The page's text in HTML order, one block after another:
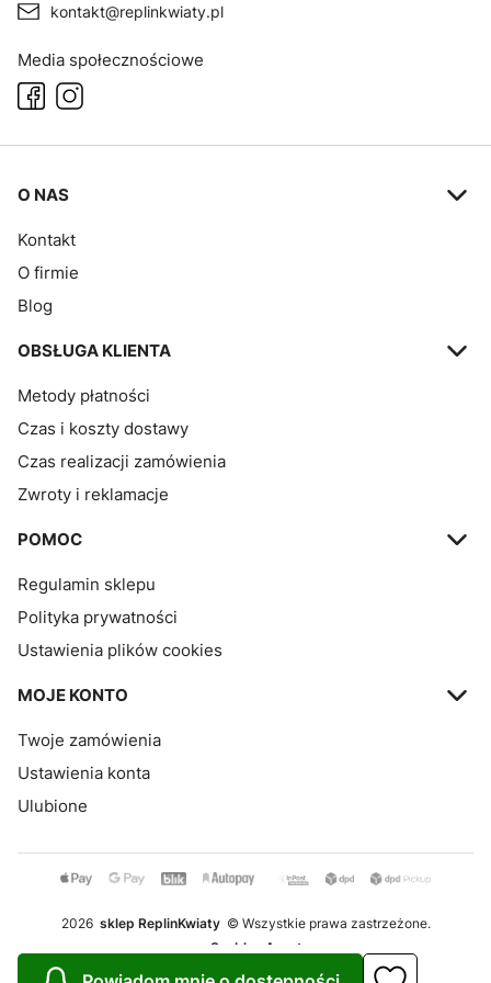
kontakt@replinkwiaty.pl
Media społecznościowe
Linki w stopce
O NAS
Kontakt
O firmie
Blog
OBSŁUGA KLIENTA
Metody płatności
Czas i koszty dostawy
Czas realizacji zamówienia
Zwroty i reklamacje
POMOC
Regulamin sklepu
Polityka prywatności
Ustawienia plików cookies
MOJE KONTO
Twoje zamówienia
Ustawienia konta
Ulubione
2026 sklep ReplinKwiaty © Wszystkie prawa zastrzeżone.
Szablon Avant